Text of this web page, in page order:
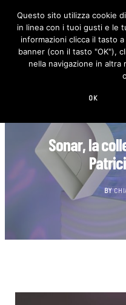
Sonar, la
BY
Questo sito utilizza cookie
in linea con i tuoi gusti e le
informazioni clicca il tasto
banner (con il tasto "OK"),
nella navigazione in
OK